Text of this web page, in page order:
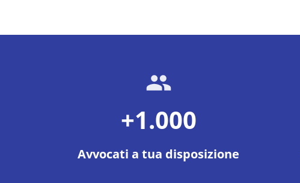
+1.000
Avvocati a tua disposizione